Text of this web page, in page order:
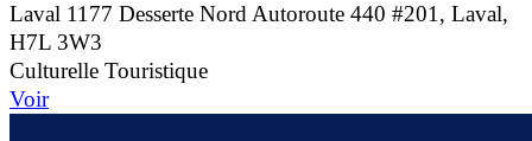
Laval 1177 Desserte Nord Autoroute 440 #201, Laval,
H7L 3W3
Culturelle Touristique
Voir